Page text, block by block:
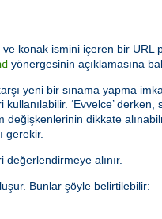
konak ismini içeren bir URL
yönergesinin açıklamasına
yeni bir sınama yapma
‘Evvelce’
değişkenlerinin dikkate
gerekir.
alınır.
Bunlar şöyle belirtilebilir: